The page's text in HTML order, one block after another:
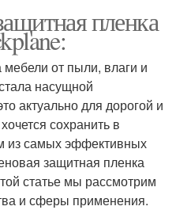
пленка
от пыли, влаги и
насущной
актуально для дорогой и
сохранить в
из самых эффективных
защитная пленка
статье мы рассмотрим
и сферы применения.